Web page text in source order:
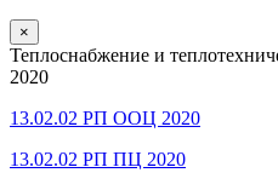
×
Теплоснабжение и
2020
13.02.02 РП ООЦ 2020
13.02.02 РП ПЦ 2020